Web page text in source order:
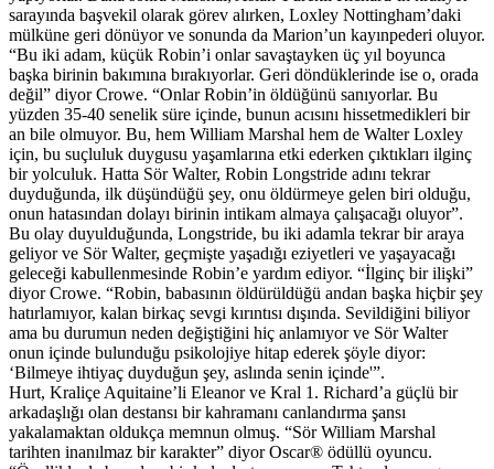
sarayında başvekil olarak görev alırken, Loxley Nottingham’daki
mülküne geri dönüyor ve sonunda da Marion’un kayınpederi oluyor.
“Bu iki adam, küçük Robin’i onlar savaştayken üç yıl boyunca
başka birinin bakımına bırakıyorlar. Geri döndüklerinde ise o, orada
değil” diyor Crowe. “Onlar Robin’in öldüğünü sanıyorlar. Bu
yüzden 35-40 senelik süre içinde, bunun acısını hissetmedikleri bir
an bile olmuyor. Bu, hem William Marshal hem de Walter Loxley
için, bu suçluluk duygusu yaşamlarına etki ederken çıktıkları ilginç
bir yolculuk. Hatta Sör Walter, Robin Longstride adını tekrar
duyduğunda, ilk düşündüğü şey, onu öldürmeye gelen biri olduğu,
onun hatasından dolayı birinin intikam almaya çalışacağı oluyor”.
Bu olay duyulduğunda, Longstride, bu iki adamla tekrar bir araya
geliyor ve Sör Walter, geçmişte yaşadığı eziyetleri ve yaşayacağı
geleceği kabullenmesinde Robin’e yardım ediyor. “İlginç bir ilişki”
diyor Crowe. “Robin, babasının öldürüldüğü andan başka hiçbir şey
hatırlamıyor, kalan birkaç sevgi kırıntısı dışında. Sevildiğini biliyor
ama bu durumun neden değiştiğini hiç anlamıyor ve Sör Walter
onun içinde bulunduğu psikolojiye hitap ederek şöyle diyor:
‘Bilmeye ihtiyaç duyduğun şey, aslında senin içinde'”.
Hurt, Kraliçe Aquitaine’li Eleanor ve Kral 1. Richard’a güçlü bir
arkadaşlığı olan destansı bir kahramanı canlandırma şansı
yakalamaktan oldukça memnun olmuş. “Sör William Marshal
tarihten inanılmaz bir karakter” diyor Oscar® ödüllü oyuncu.